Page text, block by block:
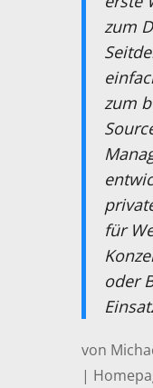
zum
zum
für
oder
von
|